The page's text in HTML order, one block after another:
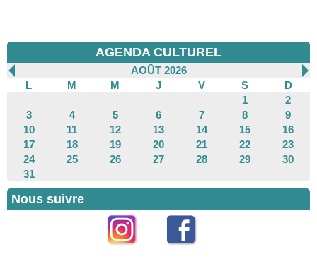
AGENDA CULTUREL
AOÛT 2026
L
M M J V S
D
1
2
3
4 5 6 7 8
9
10
11 12 13 14 15
16
17
18 19 20 21 22
23
24
25 26 27 28 29
30
31
Nous suivre